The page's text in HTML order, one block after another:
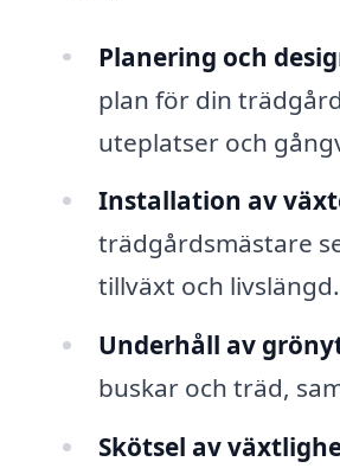
Planering och
plan för din
uteplatser och
Installation av
trädgårdsmästare
tillväxt och livslängd.
Underhåll av
buskar och träd,
Skötsel av